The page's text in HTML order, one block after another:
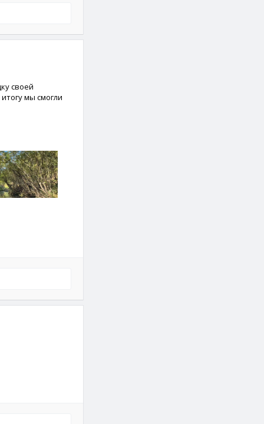
своей
мы смогли